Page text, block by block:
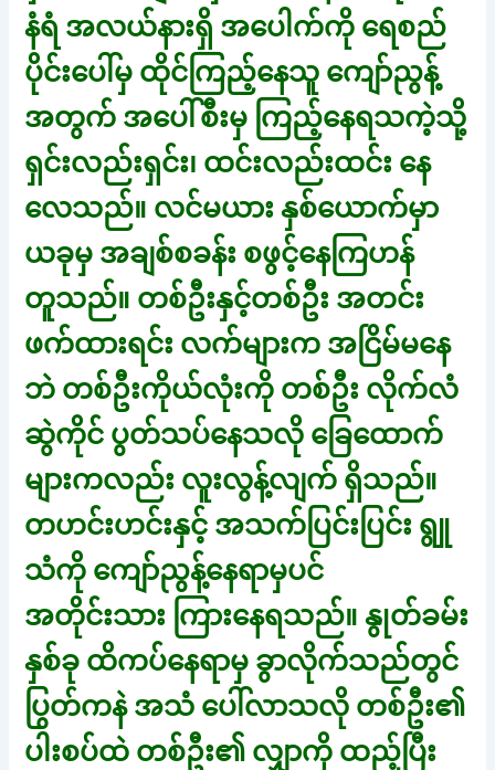
နံရံ အလယ်နားရှိ အပေါက်ကို ရေစည်
ပိုင်းပေါ်မှ ထိုင်ကြည့်နေသူ ကျော်ညွန့်
အတွက် အပေါ်စီးမှ ကြည့်နေရသကဲ့သို့
ရှင်းလည်းရှင်း၊ ထင်းလည်းထင်း နေ
လေသည်။ လင်မယား နှစ်ယောက်မှာ
ယခုမှ အချစ်စခန်း စဖွင့်နေကြဟန်
တူသည်။ တစ်ဦးနှင့်တစ်ဦး အတင်း
ဖက်ထားရင်း လက်များက အငြိမ်မနေ
ဘဲ တစ်ဦးကိုယ်လုံးကို တစ်ဦး လိုက်လံ
ဆွဲကိုင် ပွတ်သပ်နေသလို ခြေထောက်
များကလည်း လူးလွန့်လျက် ရှိသည်။
တဟင်းဟင်းနှင့် အသက်ပြင်းပြင်း ရွူ
သံကို ကျော်ညွန့်နေရာမှပင်
အတိုင်းသား ကြားနေရသည်။ နွုတ်ခမ်း
နှစ်ခု ထိကပ်နေရာမှ ခွာလိုက်သည်တွင်
ပြွတ်ကနဲ အသံ ပေါ်လာသလို တစ်ဦး၏
ပါးစပ်ထဲ တစ်ဦး၏ လျှာကို ထည့်ပြီး